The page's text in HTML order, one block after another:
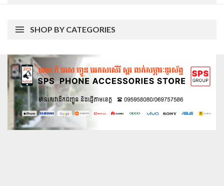
SHOP BY CATEGORIES